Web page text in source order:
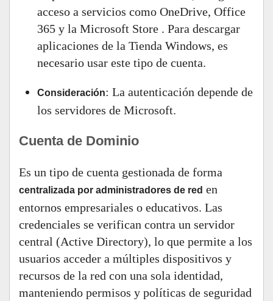
acceso a servicios como OneDrive, Office
365 y la Microsoft Store . Para descargar
aplicaciones de la Tienda Windows, es
necesario usar este tipo de cuenta.
Consideración: La autenticación depende de
los servidores de Microsoft.
Cuenta de Dominio
Es un tipo de cuenta gestionada de forma
centralizada por administradores de red en
entornos empresariales o educativos. Las
credenciales se verifican contra un servidor
central (Active Directory), lo que permite a los
usuarios acceder a múltiples dispositivos y
recursos de la red con una sola identidad,
manteniendo permisos y políticas de seguridad